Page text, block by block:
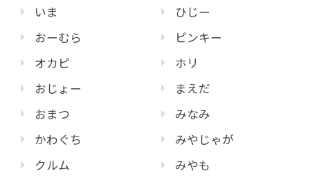
いま
おーむら
オカピ
おじょー
おまつ
かわぐち
クルム
ひじー
ピンキー
ホリ
まえだ
みなみ
みやじゃが
みやも